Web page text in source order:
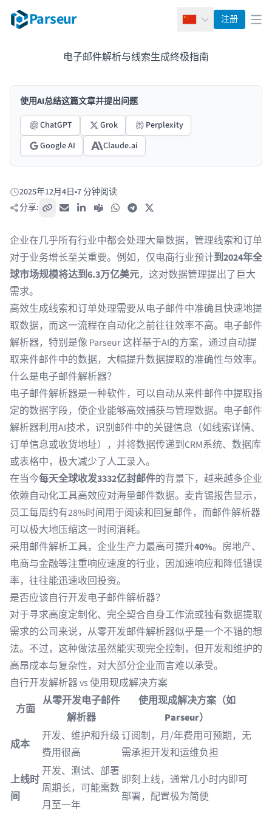
Parseur 简体中文
注册 打
电子邮件解析与线索生成终极指南
使用AI总结这篇文章并提出问题
ChatGPT
Grok
Perplexity
Google AI
Claude.ai
发布于:
2025年12月4日•7 分钟阅读
分享:
复制链接电子邮件LinkedIn
Teams WhatsAppTelegram
企业在几乎所有行业中都会处理大量数据，管理线索和订单
对于业务增长至关重要。例如，仅电商行业预计到2024年全
球市场规模将达到6.3万亿美元，这对数据管理提出了巨大
需求。
高效生成线索和订单处理需要从电子邮件中准确且快速地提
取数据，而这一流程在自动化之前往往效率不高。电子邮件
解析器，特别是像 Parseur 这样基于AI的方案，通过自动提
取来件邮件中的数据，大幅提升数据提取的准确性与效率。
什么是电子邮件解析器？
电子邮件解析器是一种软件，可以自动从来件邮件中提取指
定的数据字段，使企业能够高效捕获与管理数据。电子邮件
解析器利用AI技术，识别邮件中的关键信息（如线索详情、
订单信息或收货地址），并将数据传递到CRM系统、数据库
或表格中，极大减少了人工录入。
在当今每天全球收发3332亿封邮件的背景下，越来越多企业
依赖自动化工具高效应对海量邮件数据。麦肯锡报告显示，
员工每周约有28%时间用于阅读和回复邮件，而邮件解析器
可以极大地压缩这一时间消耗。
采用邮件解析工具，企业生产力最高可提升40%。房地产、
电商与金融等注重响应速度的行业，因加速响应和降低错误
率，往往能迅速收回投资。
是否应该自行开发电子邮件解析器？
对于寻求高度定制化、完全契合自身工作流或独有数据提取
需求的公司来说，从零开发邮件解析器似乎是一个不错的想
法。不过，这种做法虽然能实现完全控制，但开发和维护的
高昂成本与复杂性，对大部分企业而言难以承受。
自行开发解析器 vs 使用现成解决方案
方面
从零开发电子邮件
解析器
使用现成解决方案（如
Parseur）
成本
开发、维护和升级
费用很高
订阅制，月/年费用可预期，无
需承担开发和运维负担
上线时
间
开发、测试、部署
周期长，可能需数
月至一年
即刻上线，通常几小时内即可
部署，配置极为简便